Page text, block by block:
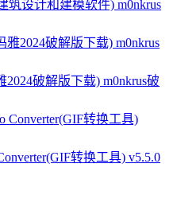
筑设计和建模软件) m0nkrus
2024破解版下载) m0nkrus破
转换工具) v5.5.0